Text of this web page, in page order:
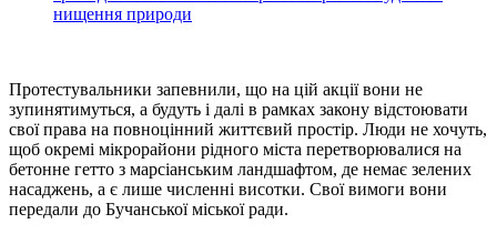
Протестувальники запевнили, що на цій акції вони не
зупинятимуться, а будуть і далі в рамках закону відстоювати
свої права на повноцінний життєвий простір. Люди не хочуть,
щоб окремі мікрорайони рідного міста перетворювалися на
бетонне гетто з марсіанським ландшафтом, де немає зелених
насаджень, а є лише численні висотки. Свої вимоги вони
передали до Бучанської міської ради.